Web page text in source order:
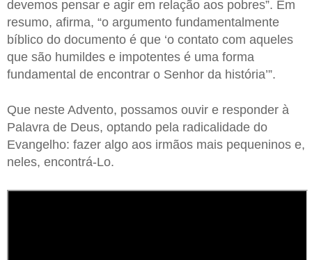
devemos pensar e agir em relação aos pobres”. Em
resumo, afirma, “o argumento fundamentalmente
bíblico do documento é que ‘o contato com aqueles
que são humildes e impotentes é uma forma
fundamental de encontrar o Senhor da história’”.
Que neste Advento, possamos ouvir e responder à
Palavra de Deus, optando pela radicalidade do
Evangelho: fazer algo aos irmãos mais pequeninos e,
neles, encontrá-Lo.